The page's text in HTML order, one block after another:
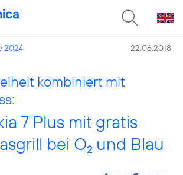
2024 22.06.2018
kombiniert mit
7 Plus mit gratis
bei O2 und Blau